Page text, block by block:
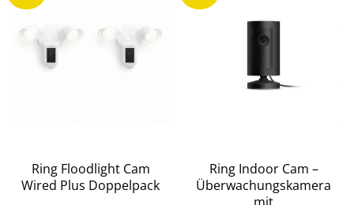
Ring Floodlight Cam
Wired Plus Doppelpack
Ring Indoor Cam –
Überwachungskamera